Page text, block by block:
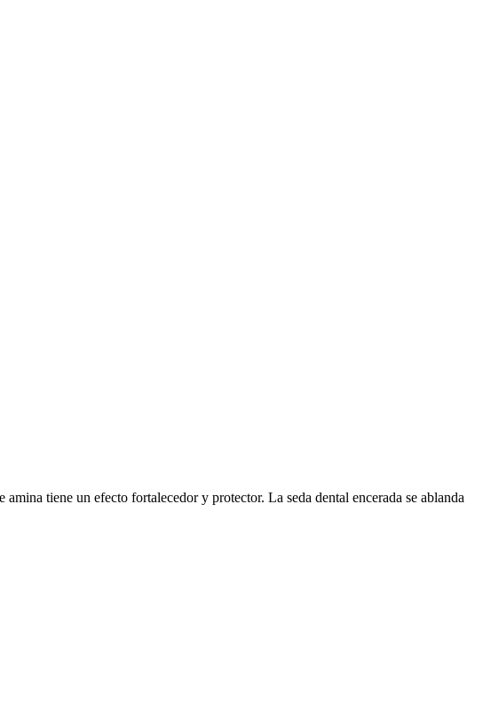
tiene un efecto fortalecedor y protector. La seda dental encerada se ablanda